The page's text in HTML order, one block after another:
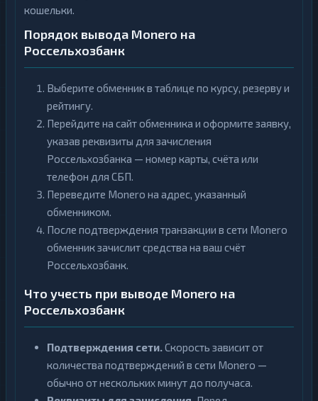
кошельки.
Порядок вывода Monero на
Россельхозбанк
Выберите обменник в таблице по курсу, резерву и
рейтингу.
Перейдите на сайт обменника и оформите заявку,
указав реквизиты для зачисления
Россельхозбанка — номер карты, счёта или
телефон для СБП.
Переведите Monero на адрес, указанный
обменником.
После подтверждения транзакции в сети Monero
обменник зачислит средства на ваш счёт
Россельхозбанк.
Что учесть при выводе Monero на
Россельхозбанк
Подтверждения сети.Скорость зависит от
количества подтверждений в сети Monero —
обычно от нескольких минут до получаса.